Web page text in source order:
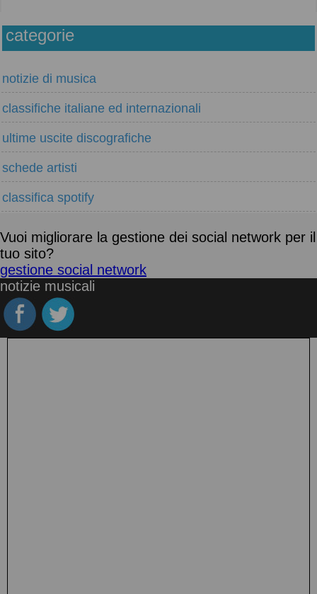
categorie
notizie di musica
classifiche italiane ed internazionali
ultime uscite discografiche
schede artisti
classifica spotify
Vuoi migliorare la gestione dei social network per il
tuo sito?
gestione social network
notizie musicali